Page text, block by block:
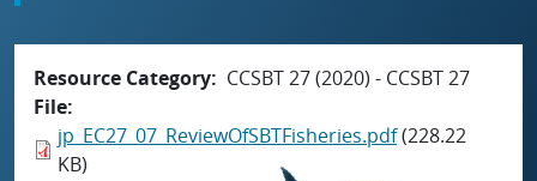
Resource Category
CCSBT 27 (2020) - CCSBT 27
File
jp_EC27_07_ReviewOfSBTFisheries.pdf(228.22
KB)